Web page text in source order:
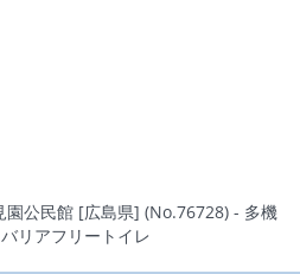
園公民館 [広島県] (No.76728) - 多機
リアフリートイレ